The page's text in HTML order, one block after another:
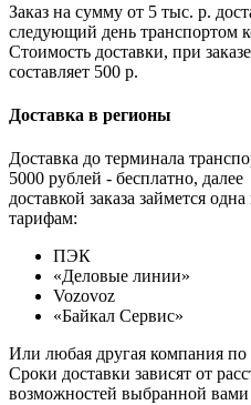
Заказ на сумму от 5 тыс. р.
следующий день транспортом
Стоимость доставки, при
составляет 500 р.
Доставка в регионы
Доставка до терминала
5000 рублей - бесплатно, далее
доставкой заказа займется
тарифам:
ПЭК
«Деловые линии»
Vozovoz
«Байкал Сервис»
Или любая другая компания
Сроки доставки зависят от
возможностей выбранной